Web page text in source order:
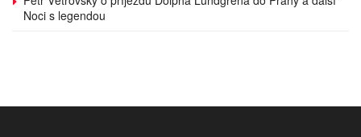
Noci s legendou